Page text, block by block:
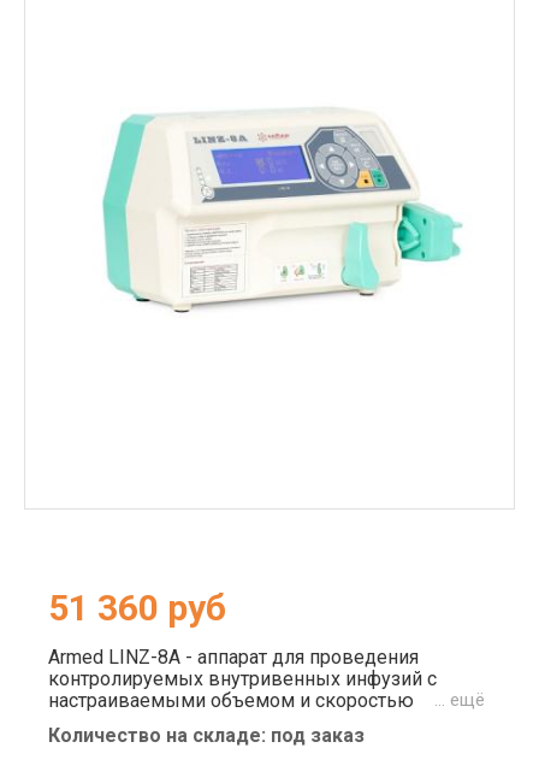
51 360 руб
Armed LINZ-8A - аппарат для проведения
контролируемых внутривенных инфузий с
настраиваемыми объемом и скоростью
вливаний. Одноканальный дозатор
(инфузионный насос) используется в хирургии,
… ещё
Количество на складе: под заказ